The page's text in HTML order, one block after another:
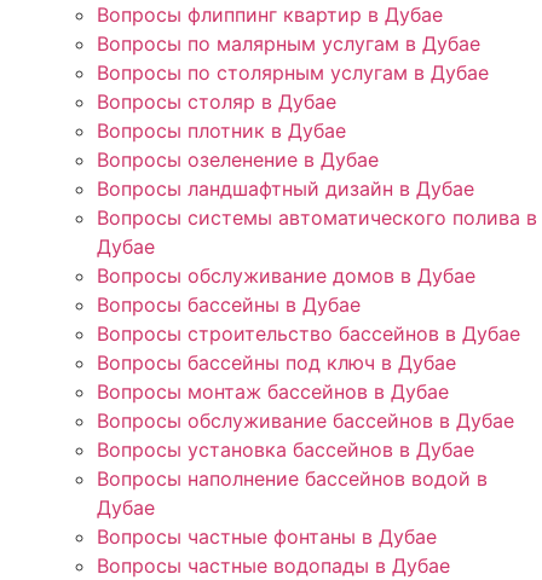
Вопросы флиппинг квартир в Дубае
Вопросы по малярным услугам в Дубае
Вопросы по столярным услугам в Дубае
Вопросы столяр в Дубае
Вопросы плотник в Дубае
Вопросы озеленение в Дубае
Вопросы ландшафтный дизайн в Дубае
Вопросы системы автоматического полива в
Дубае
Вопросы обслуживание домов в Дубае
Вопросы бассейны в Дубае
Вопросы строительство бассейнов в Дубае
Вопросы бассейны под ключ в Дубае
Вопросы монтаж бассейнов в Дубае
Вопросы обслуживание бассейнов в Дубае
Вопросы установка бассейнов в Дубае
Вопросы наполнение бассейнов водой в
Дубае
Вопросы частные фонтаны в Дубае
Вопросы частные водопады в Дубае